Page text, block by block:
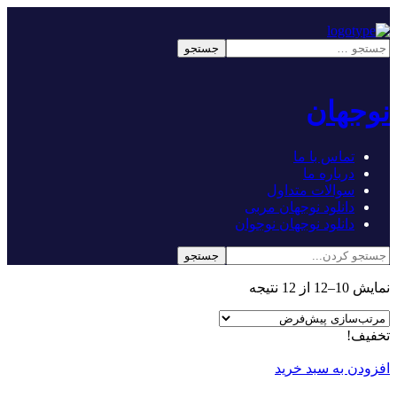
نوجهان
تماس با ما
درباره ما
سوالات متداول
دانلود نوجهان مربی
دانلود نوجهان نوجوان
نمایش 10–12 از 12 نتیجه
تخفیف!
افزودن به سبد خرید